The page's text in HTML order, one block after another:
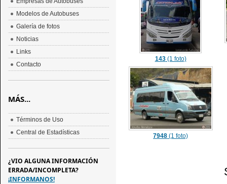
143(1 foto)
7948 (1 foto)
Modelos de Autobuses
Galería de fotos
Noticias
Links
Contacto
MÁS...
Términos de Uso
Central de Estadísticas
¿VIO ALGUNA INFORMACIÓN
ERRADA/INCOMPLETA?
¡INFORMANOS!